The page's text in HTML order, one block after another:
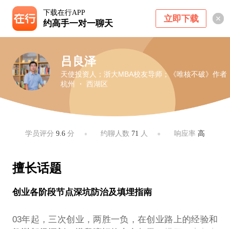
下载在行APP
约高手一对一聊天 立即下载
吕良泽
天使投资人；浙大MBA校友导师；《唯核不破》作者
杭州 ・ 西湖区
学员评分9.6 分 约聊人数 71 人 响应率 高
擅长话题
创业各阶段节点深坑防治及填埋指南
03年起，三次创业，两胜一负，在创业路上的经验和